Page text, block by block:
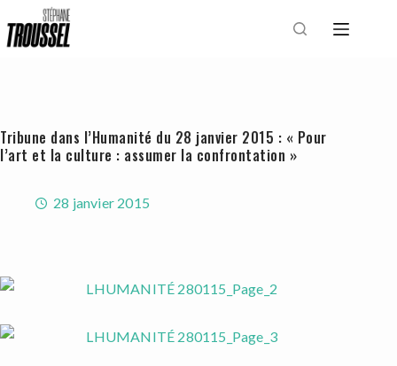
au
Tribune dans l’Humanité du 28 janvier 2015 : « Pour
l’art et la culture : assumer la confrontation »
28 janvier 2015